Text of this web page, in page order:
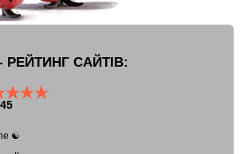
РЕЙТИНГ САЙТІВ:
☯